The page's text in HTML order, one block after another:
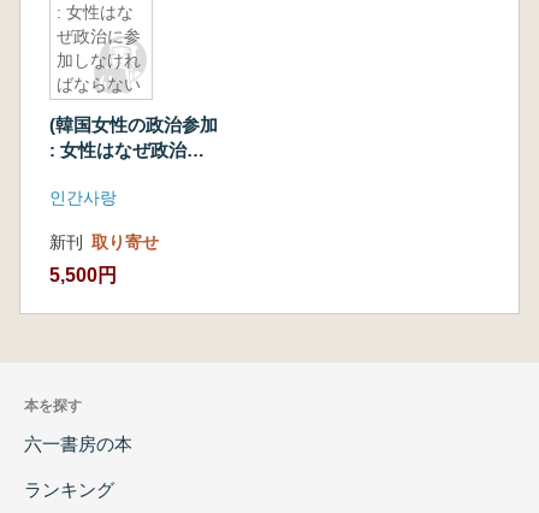
: 女性はな
ぜ政治に参
加しなけれ
ばならない
(韓国女性の政治参加
: 女性はなぜ政治に
ないか?)
인간사랑
新刊 取り寄せ
5,500円
本を探す
六一書房の本
ランキング